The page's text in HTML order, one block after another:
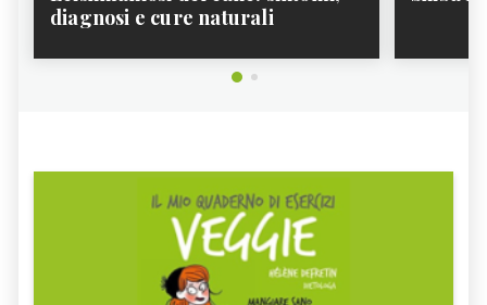
MASTINO NAPOLETANO DALMATA
PASTORE AUSTRALIANO
CANE AMSTAFF
CANE HUSKY, CARATTERISTICHE
diagnosi e cure naturali